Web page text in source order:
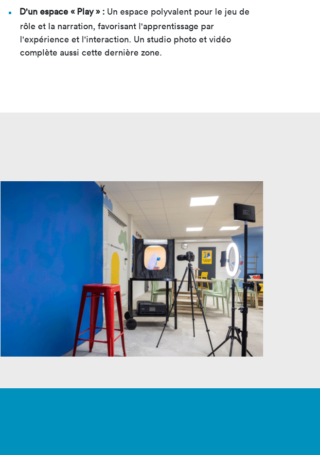
D'un espace « Play » : Un espace polyvalent pour le jeu de
rôle et la narration, favorisant l'apprentissage par
l'expérience et l'interaction. Un studio photo et vidéo
complète aussi cette dernière zone.